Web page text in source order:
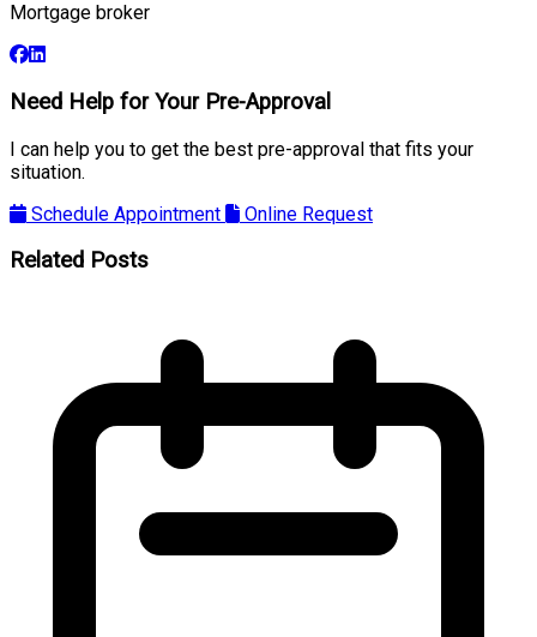
Mortgage broker
Need Help for Your Pre-Approval
I can help you to get the best pre-approval that fits your
situation.
Schedule Appointment
Online Request
Related Posts